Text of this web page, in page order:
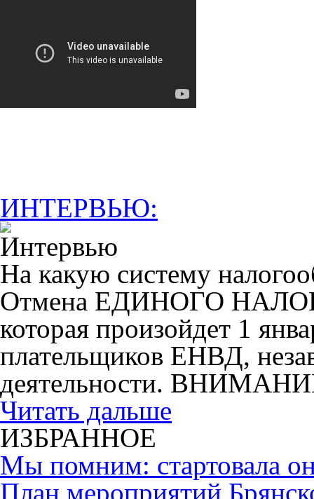
ИНТЕРВЬЮ:
На какую систему
Отмена ЕДИНОГО
которая произойдет 1
плательщиков ЕНВД,
деятельности.
Читать дальше
ИЗБРАННОЕ
Мы помним: стартовала
План мероприятий